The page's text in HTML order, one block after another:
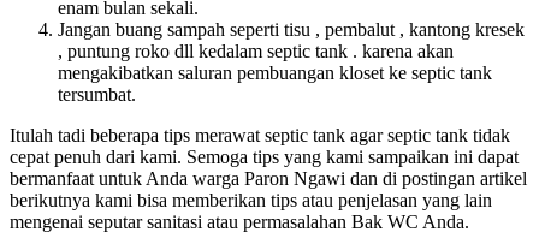
enam bulan sekali.
Jangan buang sampah seperti tisu , pembalut , kantong kresek
, puntung roko dll kedalam septic tank . karena akan
mengakibatkan saluran pembuangan kloset ke septic tank
tersumbat.
Itulah tadi beberapa tips merawat septic tank agar septic tank tidak
cepat penuh dari kami. Semoga tips yang kami sampaikan ini dapat
bermanfaat untuk Anda warga Paron Ngawi dan di postingan artikel
berikutnya kami bisa memberikan tips atau penjelasan yang lain
mengenai seputar sanitasi atau permasalahan Bak WC Anda.